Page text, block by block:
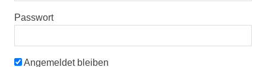
Passwort
Angemeldet bleiben